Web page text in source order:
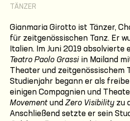
TÄNZER
Gianmaria Girotto ist Tänzer,
für zeitgenössischen Tanz. Er
Italien. Im Juni 2019 absolvierte
Teatro Paolo Grassi in Mailand
Theater und zeitgenössischem
Studienjahr begann er als
einigen Compagnien und
Movement undZero Visibility zu
Anschließend setzte er sein